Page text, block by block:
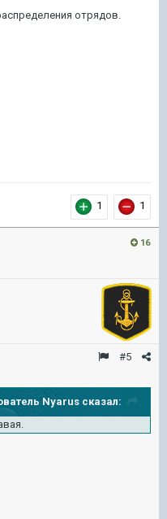
отрядов.
1 1
16
#5
Nyarus сказал: